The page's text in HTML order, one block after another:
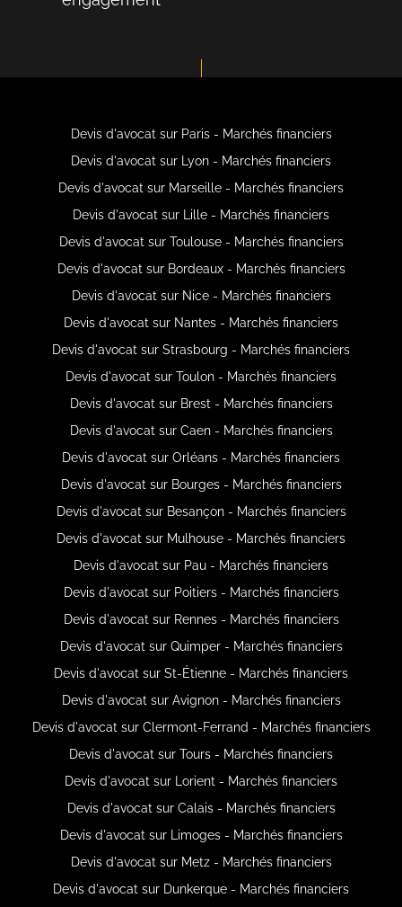
Devis d'avocat sur Paris - Marchés financiers
Devis d'avocat sur Lyon - Marchés financiers
Devis d'avocat sur Marseille - Marchés financiers
Devis d'avocat sur Lille - Marchés financiers
Devis d'avocat sur Toulouse - Marchés financiers
Devis d'avocat sur Bordeaux - Marchés financiers
Devis d'avocat sur Nice - Marchés financiers
Devis d'avocat sur Nantes - Marchés financiers
Devis d'avocat sur Strasbourg - Marchés financiers
Devis d'avocat sur Toulon - Marchés financiers
Devis d'avocat sur Brest - Marchés financiers
Devis d'avocat sur Caen - Marchés financiers
Devis d'avocat sur Orléans - Marchés financiers
Devis d'avocat sur Bourges - Marchés financiers
Devis d'avocat sur Besançon - Marchés financiers
Devis d'avocat sur Mulhouse - Marchés financiers
Devis d'avocat sur Pau - Marchés financiers
Devis d'avocat sur Poitiers - Marchés financiers
Devis d'avocat sur Rennes - Marchés financiers
Devis d'avocat sur Quimper - Marchés financiers
Devis d'avocat sur St-Étienne - Marchés financiers
Devis d'avocat sur Avignon - Marchés financiers
Devis d'avocat sur Clermont-Ferrand - Marchés financiers
Devis d'avocat sur Tours - Marchés financiers
Devis d'avocat sur Lorient - Marchés financiers
Devis d'avocat sur Calais - Marchés financiers
Devis d'avocat sur Limoges - Marchés financiers
Devis d'avocat sur Metz - Marchés financiers
Devis d'avocat sur Dunkerque - Marchés financiers